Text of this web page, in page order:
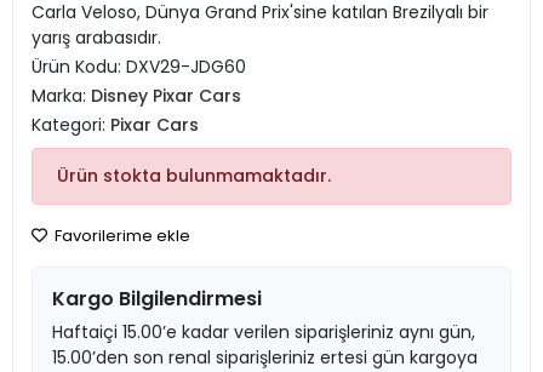
Carla Veloso, Dünya Grand Prix'sine katılan Brezilyalı bir
yarış arabasıdır.
Ürün Kodu: DXV29-JDG60
Marka: Disney Pixar Cars
Kategori: Pixar Cars
Ürün stokta bulunmamaktadır.
Favorilerime ekle
Kargo Bilgilendirmesi
Haftaiçi 15.00’e kadar verilen siparişleriniz aynı gün,
15.00’den son renal siparişleriniz ertesi gün kargoya